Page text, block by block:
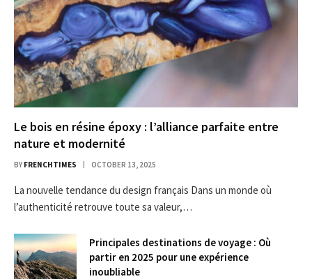
Le bois en résine époxy : l’alliance parfaite entre
nature et modernité
BY FRENCHTIMES OCTOBER 13, 2025
La nouvelle tendance du design français Dans un monde où
l’authenticité retrouve toute sa valeur,…
Principales destinations de voyage : Où
partir en 2025 pour une expérience
inoubliable